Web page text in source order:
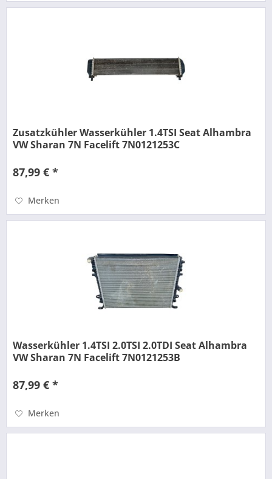
Zusatzkühler Wasserkühler 1.4TSI Seat Alhambra
VW Sharan 7N Facelift 7N0121253C
87,99 € *
Merken
Wasserkühler 1.4TSI 2.0TSI 2.0TDI Seat Alhambra
VW Sharan 7N Facelift 7N0121253B
87,99 € *
Merken